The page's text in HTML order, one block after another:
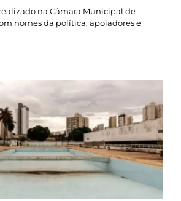
na Câmara Municipal de
nomes da política, apoiadores e